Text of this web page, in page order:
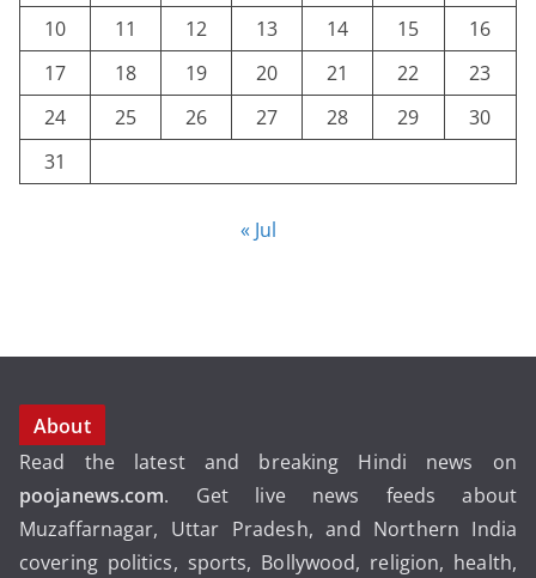
10
11 12 13 14 15
16
17
18 19 20 21 22
23
24
25 26 27 28 29
30
31
« Jul
About
Read the latest and breaking Hindi news on
poojanews.com. Get live news feeds about
Muzaffarnagar, Uttar Pradesh, and Northern India
covering politics, sports, Bollywood, religion, health,